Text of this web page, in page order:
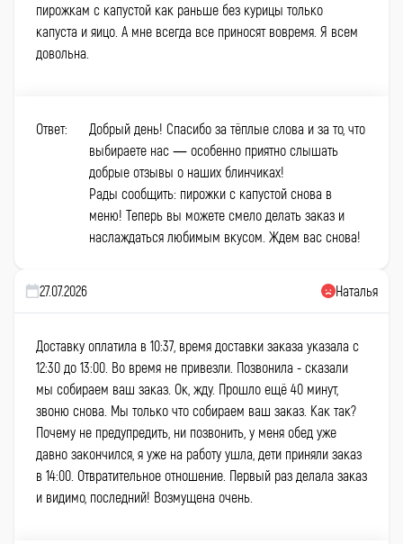
пирожкам с капустой как раньше без курицы только
капуста и яицо. А мне всегда все приносят вовремя. Я всем
довольна.
Ответ:
Добрый день! Спасибо за тёплые слова и за то, что
выбираете нас — особенно приятно слышать
добрые отзывы о наших блинчиках!
Рады сообщить: пирожки с капустой снова в
меню! Теперь вы можете смело делать заказ и
наслаждаться любимым вкусом. Ждем вас снова!
27.07.2026 Наталья
Доставку оплатила в 10:37, время доставки заказа указала с
12:30 до 13:00. Во время не привезли. Позвонила - сказали
мы собираем ваш заказ. Ок, жду. Прошло ещё 40 минут,
звоню снова. Мы только что собираем ваш заказ. Как так?
Почему не предупредить, ни позвонить, у меня обед уже
давно закончился, я уже на работу ушла, дети приняли заказ
в 14:00. Отвратительное отношение. Первый раз делала заказ
и видимо, последний! Возмущена очень.